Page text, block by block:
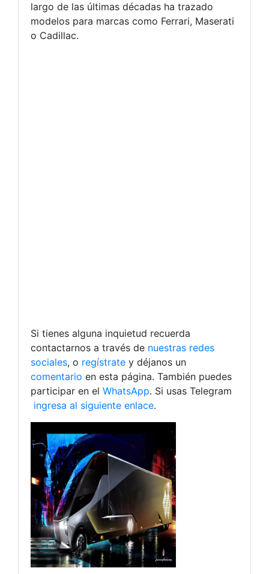
largo de las últimas décadas ha trazado
modelos para marcas como Ferrari, Maserati
o Cadillac.
Si tienes alguna inquietud recuerda
contactarnos a través de nuestras redes
sociales, o regístrate y déjanos un
comentario en esta página. También puedes
participar en el WhatsApp. Si usas Telegram
ingresa al siguiente enlace.